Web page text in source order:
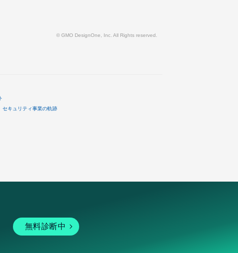
© GMO DesignOne, Inc. All Rights reserved.
セキュリティ事業の軌跡
無料診断中